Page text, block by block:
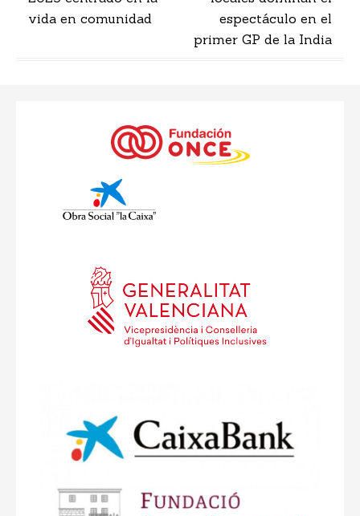
entradas
vida en comunidad
espectáculo en el
primer GP de la India